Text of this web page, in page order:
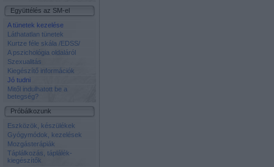
Együttélés az SM-el
A tünetek kezelése
Láthatatlan tünetek
Kurtze féle skála /EDSS/
A pszichológia oldaláról
Szexualitás
Kiegészítő információk
Jó tudni
Mitől indulhatott be a
betegség?
Próbálkozunk
Eszközök, készülékek
Gyógymódok, kezelések
Mozgásterápiák
Táplálkozás, táplálék-
kiegészítők